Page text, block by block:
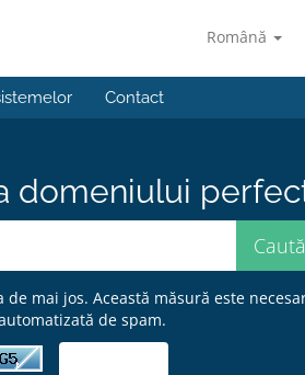
Română
Contact
domeniului
mai jos. Această măsură este
de spam.